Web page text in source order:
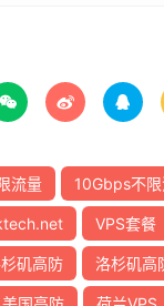
  
流量 10Gbps不
VPS套餐
矶高防 洛杉矶高